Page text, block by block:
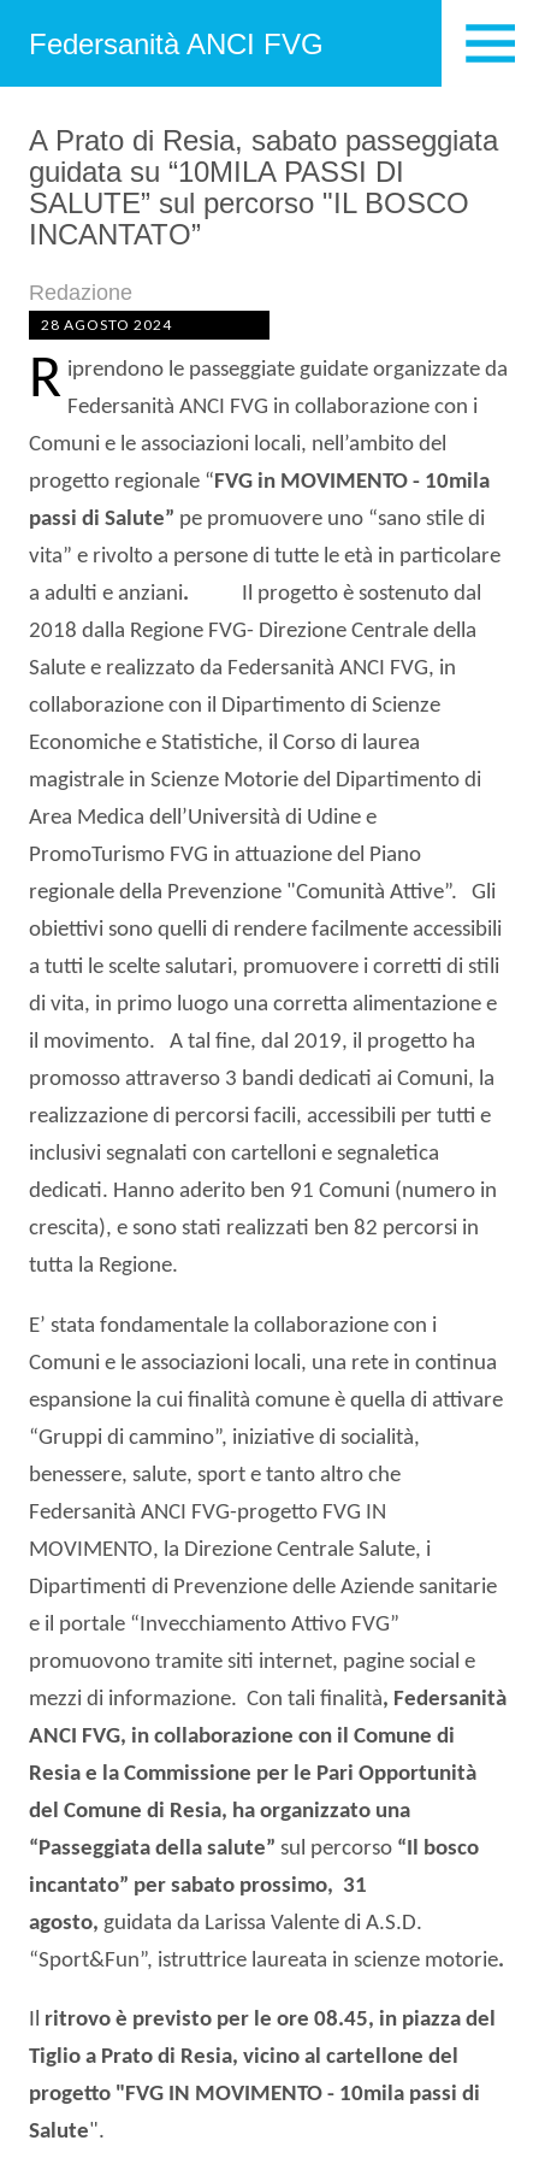
Federsanità ANCI FVG
A Prato di Resia, sabato passeggiata
guidata su “10MILA PASSI DI
SALUTE” sul percorso "IL BOSCO
INCANTATO”
Redazione
28 AGOSTO 2024
R iprendono le passeggiate guidate organizzate da
Federsanità ANCI FVG in collaborazione con i
Comuni e le associazioni locali, nell’ambito del
progetto regionale “FVG in MOVIMENTO - 10mila
passi di Salute” pe promuovere uno “sano stile di
vita” e rivolto a persone di tutte le età in particolare
a adulti e anziani. Il progetto è sostenuto dal
2018 dalla Regione FVG- Direzione Centrale della
Salute e realizzato da Federsanità ANCI FVG, in
collaborazione con il Dipartimento di Scienze
Economiche e Statistiche, il Corso di laurea
magistrale in Scienze Motorie del Dipartimento di
Area Medica dell’Università di Udine e
PromoTurismo FVG in attuazione del Piano
regionale della Prevenzione "Comunità Attive”. Gli
obiettivi sono quelli di rendere facilmente accessibili
a tutti le scelte salutari, promuovere i corretti di stili
di vita, in primo luogo una corretta alimentazione e
il movimento. A tal fine, dal 2019, il progetto ha
promosso attraverso 3 bandi dedicati ai Comuni, la
realizzazione di percorsi facili, accessibili per tutti e
inclusivi segnalati con cartelloni e segnaletica
dedicati. Hanno aderito ben 91 Comuni (numero in
crescita), e sono stati realizzati ben 82 percorsi in
tutta la Regione.
E’ stata fondamentale la collaborazione con i
Comuni e le associazioni locali, una rete in continua
espansione la cui finalità comune è quella di attivare
“Gruppi di cammino”, iniziative di socialità,
benessere, salute, sport e tanto altro che
Federsanità ANCI FVG-progetto FVG IN
MOVIMENTO, la Direzione Centrale Salute, i
Dipartimenti di Prevenzione delle Aziende sanitarie
e il portale “Invecchiamento Attivo FVG”
promuovono tramite siti internet, pagine social e
mezzi di informazione. Con tali finalità, Federsanità
ANCI FVG, in collaborazione con il Comune di
Resia e la Commissione per le Pari Opportunità
del Comune di Resia, ha organizzato una
“Passeggiata della salute” sul percorso “Il bosco
incantato” per sabato prossimo, 31
agosto, guidata da Larissa Valente di A.S.D.
“Sport&Fun”, istruttrice laureata in scienze motorie.
Il ritrovo è previsto per le ore 08.45, in piazza del
Tiglio a Prato di Resia, vicino al cartellone del
progetto "FVG IN MOVIMENTO - 10mila passi di
Salute".